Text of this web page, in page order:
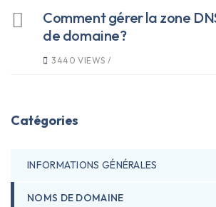
Comment gérer la zone
de domaine?
3440 VIEWS /
Catégories
INFORMATIONS GÉNÉRALES
NOMS DE DOMAINE